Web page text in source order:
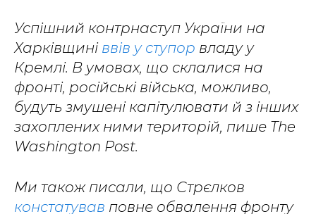
Успішний контрнаступ України на
Харківщині ввів у ступор владу у
Кремлі. В умовах, що склалися на
фронті, російські війська, можливо,
будуть змушені капітулювати й з інших
захоплених ними територій, пише The
Washington Post.
Ми також писали, що Стрєлков
констатував повне обвалення фронту